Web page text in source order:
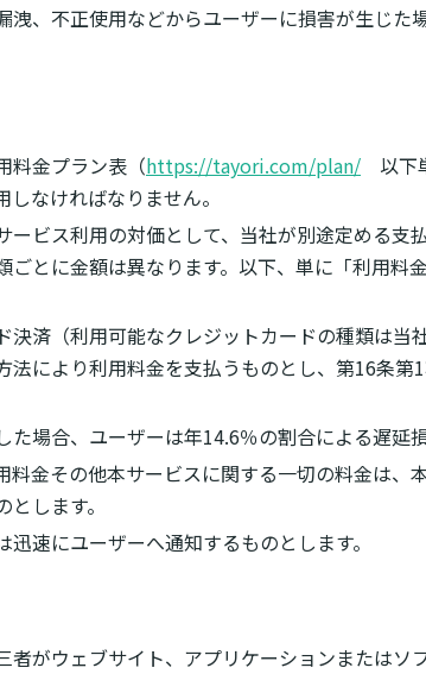
、不正使用などからユーザーに損害が生じた
料金プラン表（https://tayori.com/plan/ 以下
なければなりません。
ービス利用の対価として、当社が別途定める支
とに金額は異なります。以下、単に「利用料
決済（利用可能なクレジットカードの種類は当
法により利用料金を支払うものとし、第16条
場合、ユーザーは年14.6％の割合による遅延
料金その他本サービスに関する一切の料金は、
します。
速にユーザーへ通知するものとします。
者がウェブサイト、アプリケーションまたはソ